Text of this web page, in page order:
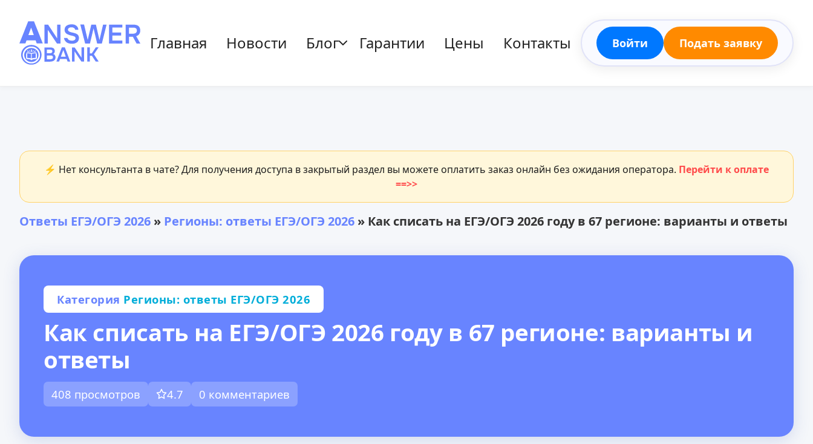
Главная Новости Блог Гарантии Цены Контакты Войти Подать заявку
⚡ Нет консультанта в чате? Для получения доступа в закрытый раздел вы можете оплатить заказ онлайн без ожидания оператора. Перейти к оплате
==>>
Ответы ЕГЭ/ОГЭ 2026 » Регионы: ответы ЕГЭ/ОГЭ 2026 » Как списать на ЕГЭ/ОГЭ 2026 году в 67 регионе: варианты и ответы
Категория Регионы: ответы ЕГЭ/ОГЭ 2026
Как списать на ЕГЭ/ОГЭ 2026 году в 67 регионе: варианты и
ответы
408 просмотров 4.7 0 комментариев